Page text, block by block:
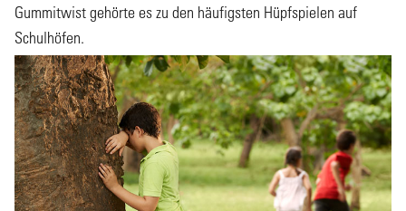
Gummitwist gehörte es zu den häufigsten Hüpfspielen auf
Schulhöfen.